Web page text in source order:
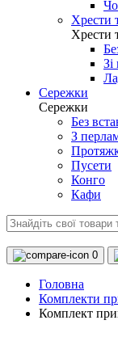
Хрести
Хрести
Зі
Сережки
Сережки
Без
З
Пусети
Конго
Кафи
0
Головна
Комплекти
Комплект